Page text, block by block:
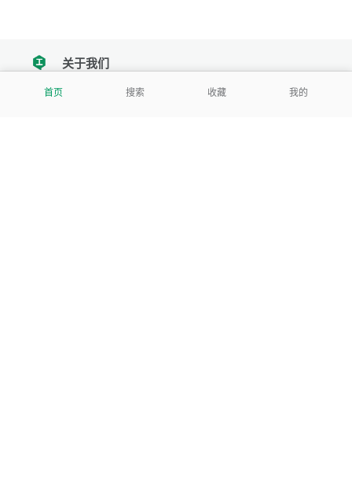
首页 搜索 收藏 我的
tencent关于我们
我们努力把每一个工具做成批量处理的产品